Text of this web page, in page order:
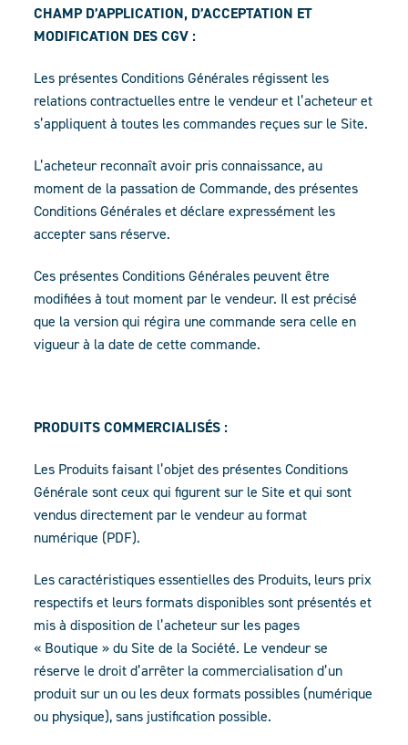
CHAMP D’APPLICATION, D’ACCEPTATION ET
MODIFICATION DES CGV :
Les présentes Conditions Générales régissent les
relations contractuelles entre le vendeur et l’acheteur et
s’appliquent à toutes les commandes reçues sur le Site.
L’acheteur reconnaît avoir pris connaissance, au
moment de la passation de Commande, des présentes
Conditions Générales et déclare expressément les
accepter sans réserve.
Ces présentes Conditions Générales peuvent être
modifiées à tout moment par le vendeur. Il est précisé
que la version qui régira une commande sera celle en
vigueur à la date de cette commande.
PRODUITS COMMERCIALISÉS :
Les Produits faisant l’objet des présentes Conditions
Générale sont ceux qui figurent sur le Site et qui sont
vendus directement par le vendeur au format
numérique (PDF).
Les caractéristiques essentielles des Produits, leurs prix
respectifs et leurs formats disponibles sont présentés et
mis à disposition de l’acheteur sur les pages
« Boutique » du Site de la Société. Le vendeur se
réserve le droit d’arrêter la commercialisation d’un
produit sur un ou les deux formats possibles (numérique
ou physique), sans justification possible.